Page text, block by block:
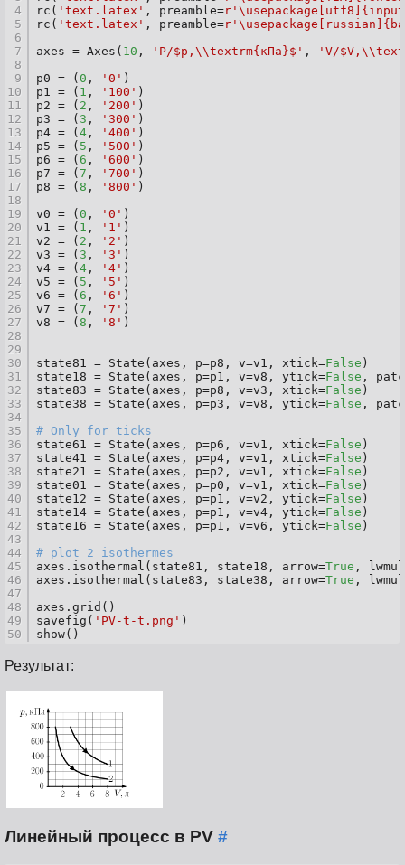
4
5
6
7
8
9
10
11
12
13
14
15
16
17
18
19
20
21
22
23
24
25
26
27
28
29
30
31
32
33
34
35
36
37
38
39
40
41
42
43
44
45
46
47
48
49
50
rc( 'text.latex' , preamble=
rc( 'text.latex' , preamble=
axes = Axes( 10 , 'P/$p,\\textrm{кПа}$' ,
'V/
p0 = ( 0 , '0' )
p1 = ( 1 , '100' )
p2 = ( 2 , '200' )
p3 = ( 3 , '300' )
p4 = ( 4 , '400' )
p5 = ( 5 , '500' )
p6 = ( 6 , '600' )
p7 = ( 7 , '700' )
p8 = ( 8 , '800' )
v0 = ( 0 , '0' )
v1 = ( 1 , '1' )
v2 = ( 2 , '2' )
v3 = ( 3 , '3' )
v4 = ( 4 , '4' )
v5 = ( 5 , '5' )
v6 = ( 6 , '6' )
v7 = ( 7 , '7' )
v8 = ( 8 , '8' )
state81 = State(axes, p=p8, v=v1, xtick=False )
state18 = State(axes, p=p1, v=v8, ytick=False ,
state83 = State(axes, p=p8, v=v3, xtick=False )
state38 = State(axes, p=p3, v=v8, ytick=False ,
# Only for ticks
state61 = State(axes, p=p6, v=v1, xtick=False )
state41 = State(axes, p=p4, v=v1, xtick=False )
state21 = State(axes, p=p2, v=v1, xtick=False )
state01 = State(axes, p=p0, v=v1, xtick=False )
state12 = State(axes, p=p1, v=v2, ytick=False )
state14 = State(axes, p=p1, v=v4, ytick=False )
state16 = State(axes, p=p1, v=v6, ytick=False )
# plot 2 isothermes
axes.isothermal(state81, state18, arrow=True ,
axes.isothermal(state83, state38, arrow=True ,
axes.grid()
savefig( 'PV-t-t.png' )
show()
Результат:
Линейный процесс в PV #